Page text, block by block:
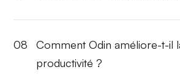
08
Comment Odin améliore-t-il
productivité ?